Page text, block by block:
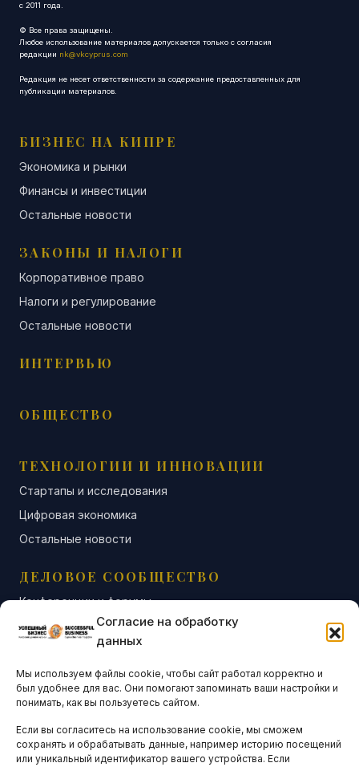
Согласие на обработку
данных
Мы используем файлы cookie, чтобы сайт работал корректно и
был удобнее для вас. Они помогают запоминать ваши настройки и
понимать, как вы пользуетесь сайтом.
Если вы согласитесь на использование cookie, мы сможем
сохранять и обрабатывать данные, например историю посещений
или уникальный идентификатор вашего устройства. Если
с 2011 года.
© Все права защищены.
Любое использование материалов допускается только с согласия
редакции nk@vkcyprus.com
Редакция не несет ответственности за содержание предоставленных для
публикации материалов.
БИЗНЕС НА КИПРЕ
Экономика и рынки
Финансы и инвестиции
Остальные новости
ЗАКОНЫ И НАЛОГИ
Корпоративное право
Налоги и регулирование
Остальные новости
ИНТЕРВЬЮ
ОБЩЕСТВО
ТЕХНОЛОГИИ И ИННОВАЦИИ
Стартапы и исследования
Цифровая экономика
Остальные новости
ДЕЛОВОЕ СООБЩЕСТВО
Конференции и форумы
Бизнес-клубы и ассоциации
Остальные новости
АНАЛИТИКА И СТАТИСТИКА
ARTICLES IN ENGLISH